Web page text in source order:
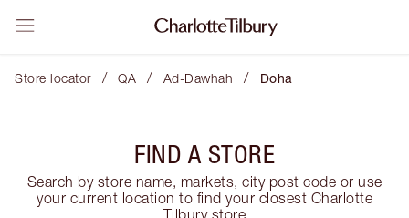
Store locator / QA / Ad-Dawhah / Doha
FIND A STORE
Search by store name, markets, city post code or use
your current location to find your closest Charlotte
Tilbury store